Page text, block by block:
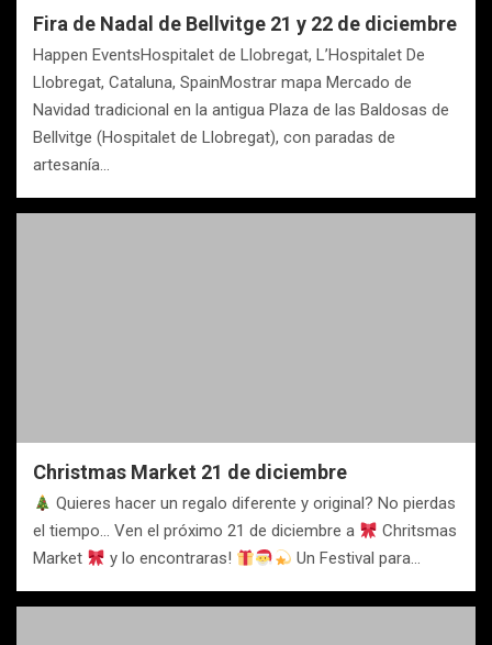
Fira de Nadal de Bellvitge 21 y 22 de diciembre
Happen EventsHospitalet de Llobregat, L’Hospitalet De
Llobregat, Cataluna, SpainMostrar mapa Mercado de
Navidad tradicional en la antigua Plaza de las Baldosas de
Bellvitge (Hospitalet de Llobregat), con paradas de
artesanía…
Christmas Market 21 de diciembre
Quieres hacer un regalo diferente y original? No pierdas
el tiempo… Ven el próximo 21 de diciembre a
Chritsmas
Market
y lo encontraras! Un Festival para…